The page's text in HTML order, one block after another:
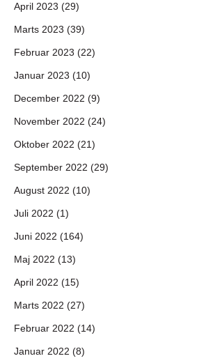
April 2023 (29)
Marts 2023 (39)
Februar 2023 (22)
Januar 2023 (10)
December 2022 (9)
November 2022 (24)
Oktober 2022 (21)
September 2022 (29)
August 2022 (10)
Juli 2022 (1)
Juni 2022 (164)
Maj 2022 (13)
April 2022 (15)
Marts 2022 (27)
Februar 2022 (14)
Januar 2022 (8)